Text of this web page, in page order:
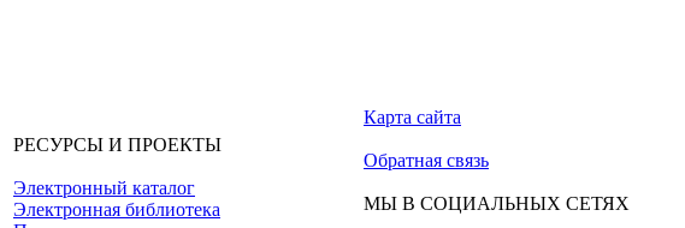
РЕСУРСЫ И ПРОЕКТЫ
Электронный каталог
Электронная библиотека
Карта сайта
Обратная связь
МЫ В СОЦИАЛЬНЫХ СЕТЯХ